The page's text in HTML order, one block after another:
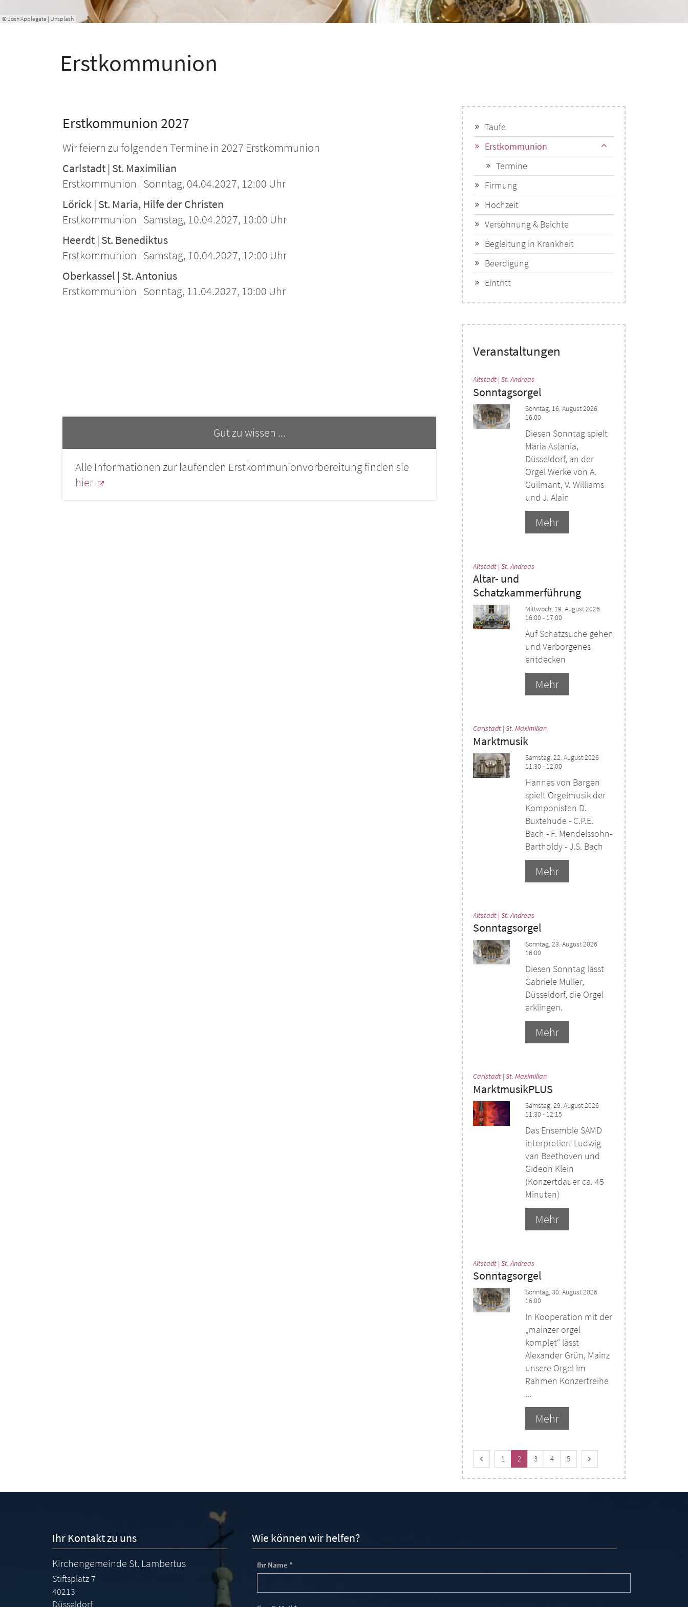
© Josh Applegate | Unsplash
Erstkommunion
Erstkommunion 2027
Wir feiern zu folgenden Termine in 2027 Erstkommunion
Carlstadt | St. Maximilian
Erstkommunion | Sonntag, 04.04.2027, 12:00 Uhr
Lörick | St. Maria, Hilfe der Christen
Erstkommunion | Samstag, 10.04.2027, 10:00 Uhr
Heerdt | St. Benediktus
Erstkommunion | Samstag, 10.04.2027, 12:00 Uhr
Oberkassel | St. Antonius
Erstkommunion | Sonntag, 11.04.2027, 10:00 Uhr
Gut zu wissen ...
Alle Informationen zur laufenden Erstkommunionvorbereitung finden sie
hier
Taufe
Erstkommunion
Termine
Firmung
Hochzeit
Versöhnung & Beichte
Begleitung in Krankheit
Beerdigung
Eintritt
Veranstaltungen
Altstadt | St. Andreas
Sonntagsorgel
Sonntag, 16. August 2026
16:00
Diesen Sonntag spielt
Maria Astania,
Düsseldorf, an der
Orgel Werke von A.
Guilmant, V. Williams
und J. Alain
Mehr
Altstadt | St. Andreas
Altar- und
Schatzkammerführung
Mittwoch, 19. August 2026
16:00 - 17:00
Auf Schatzsuche gehen
und Verborgenes
entdecken
Mehr
Carlstadt | St. Maximilian:
Marktmusik
Samstag, 22. August 2026
11:30 - 12:00
Hannes von Bargen
spielt Orgelmusik der
Komponisten D.
Buxtehude - C.P.E.
Bach - F. Mendelssohn-
Bartholdy - J.S. Bach
Mehr
Altstadt | St. Andreas
Sonntagsorgel
Sonntag, 23. August 2026
16:00
Diesen Sonntag lässt
Gabriele Müller,
Düsseldorf, die Orgel
erklingen.
Mehr
Carlstadt | St. Maximilian:
MarktmusikPLUS
Samstag, 29. August 2026
11:30 - 12:15
Das Ensemble SAMD
interpretiert Ludwig
van Beethoven und
Gideon Klein
(Konzertdauer ca. 45
Minuten)
Mehr
Altstadt | St. Andreas
Sonntagsorgel
Sonntag, 30. August 2026
16:00
In Kooperation mit der
„mainzer orgel
komplet“ lässt
Alexander Grün, Mainz
unsere Orgel im
Rahmen Konzertreihe
...
Mehr
Vorherige Seite
1 2 3 4 5 Nächste Seite
Wie können wir helfen?
Ihr Name *
Ihr Kontakt zu uns
Kirchengemeinde St. Lambertus
Stiftsplatz 7
40213
Düsseldorf